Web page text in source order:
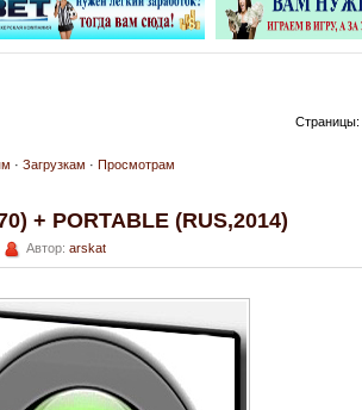
Страницы:
· Загрузкам · Просмотрам
+ PORTABLE (RUS,2014)
Автор: arskat